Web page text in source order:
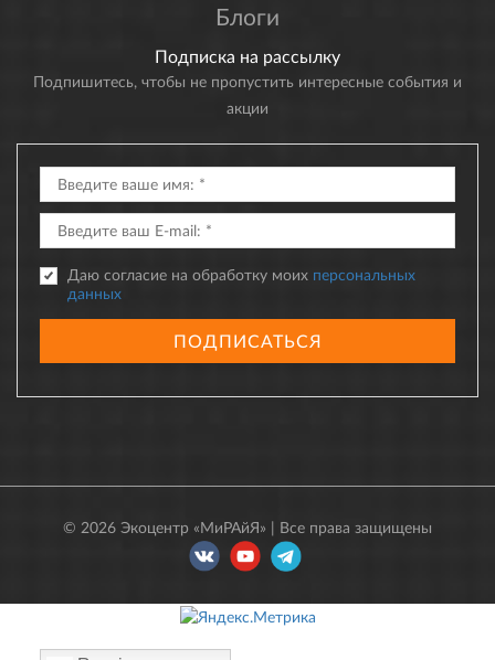
Блоги
Подписка на рассылку
Подпишитесь, чтобы не пропустить интересные события и
акции
Даю согласие на обработку моих персональных
данных
ПОДПИСАТЬСЯ
© 2026 Экоцентр «МиРАйЯ» | Все права защищены